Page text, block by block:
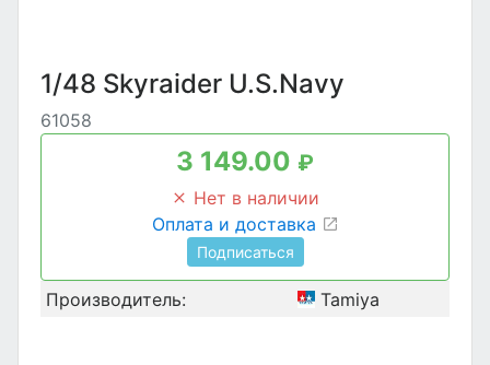
1/48 Skyraider U.S.Navy
61058
3 149.00 ₽
Нет в наличии
Оплата и доставка
Подписаться
Производитель: Tamiya